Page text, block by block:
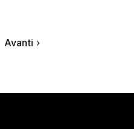
Avanti